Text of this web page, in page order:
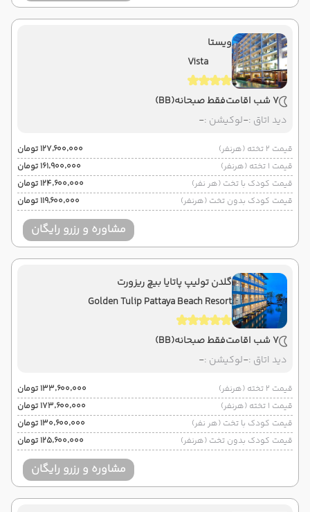
ویستا
Vista
7 شب اقامت فقط صبحانه(BB)
دید اتاق :-لوکیشن :-
قیمت 2 تخته (هرنفر)
۱۲۷٬۶۰۰٬۰۰۰ تومان
قیمت 1 تخته (هرنفر)
۱۶۱٬۹۰۰٬۰۰۰ تومان
قیمت کودک با تخت (هر نفر)
۱۲۴٬۶۰۰٬۰۰۰ تومان
قیمت کودک بدون تخت (هرنفر)
۱۱۹٬۶۰۰٬۰۰۰ تومان
مشاوره و رزرو رایگان
گلدن تولیپ پاتایا بیچ ریزورت
Golden Tulip Pattaya Beach Resort
7 شب اقامت فقط صبحانه(BB)
دید اتاق :-لوکیشن :-
قیمت 2 تخته (هرنفر)
۱۳۳٬۶۰۰٬۰۰۰ تومان
قیمت 1 تخته (هرنفر)
۱۷۳٬۶۰۰٬۰۰۰ تومان
قیمت کودک با تخت (هر نفر)
۱۳۰٬۶۰۰٬۰۰۰ تومان
قیمت کودک بدون تخت (هرنفر)
۱۲۵٬۶۰۰٬۰۰۰ تومان
مشاوره و رزرو رایگان